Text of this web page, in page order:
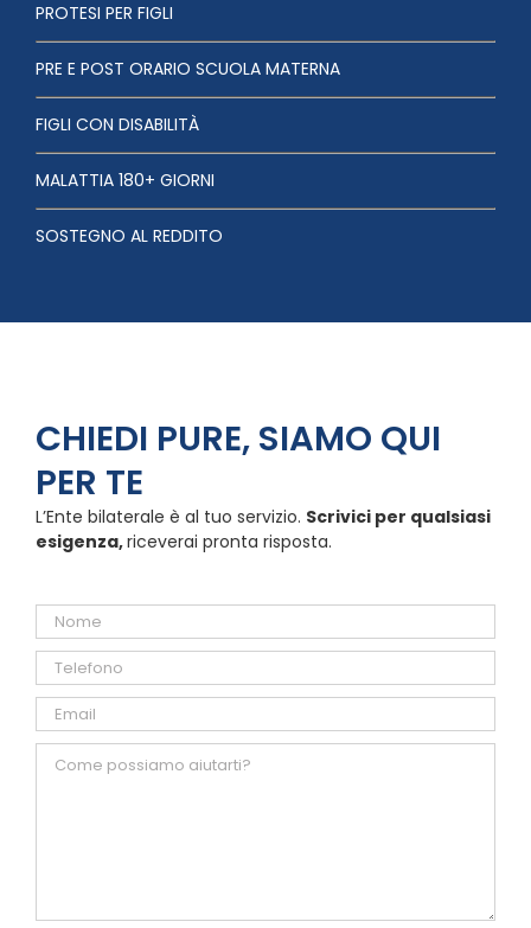
PROTESI PER FIGLI
PRE E POST ORARIO SCUOLA MATERNA
FIGLI CON DISABILITÀ
MALATTIA 180+ GIORNI
SOSTEGNO AL REDDITO
CHIEDI PURE, SIAMO QUI
PER TE
L’Ente bilaterale è al tuo servizio. Scrivici per qualsiasi
esigenza,riceverai pronta risposta.